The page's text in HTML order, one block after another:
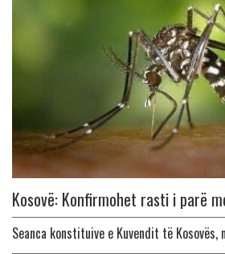
Kosovë: Konfirmohet rasti i parë
Seanca konstituive e Kuvendit të Kosovës,